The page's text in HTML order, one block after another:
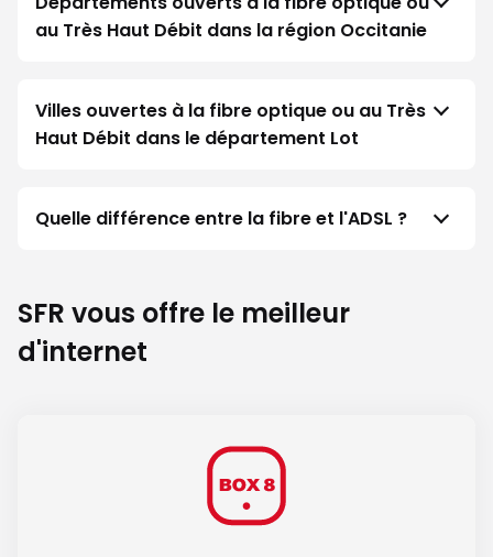
au Très Haut Débit dans la région Occitanie
Villes ouvertes à la fibre optique ou au Très
Haut Débit dans le département Lot
Quelle différence entre la fibre et l'ADSL ?
SFR vous offre le meilleur
d'internet